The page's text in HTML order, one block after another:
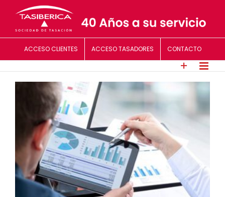
ACCESO CLIENTES ACCESO TASADORES CONTACTO